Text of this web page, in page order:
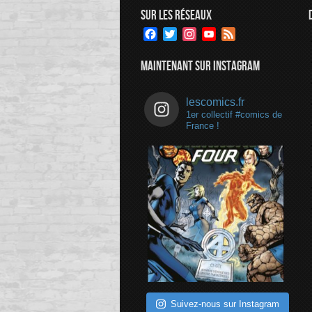
SUR LES RÉSEAUX
Facebook
TwitterInstagramYouTube
MAINTENANT SUR INSTAGRAM
lescomics.fr
1er collectif #comics de
France !
Suivez-nous sur Instagram